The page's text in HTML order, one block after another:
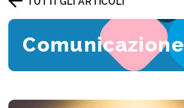
Comunicazione